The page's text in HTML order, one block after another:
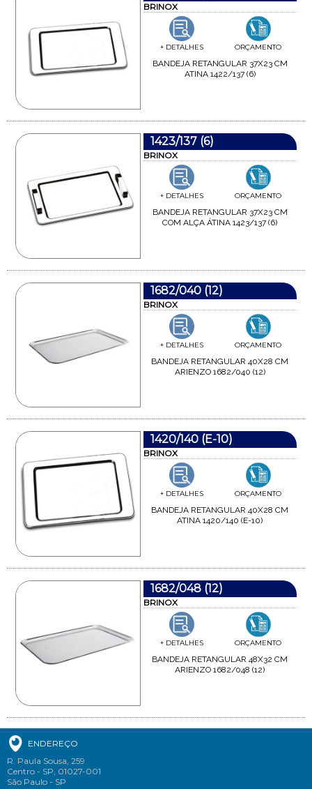
BRINOX
+ DETALHES ORÇAMENTO
BANDEJA RETANGULAR 37X23 CM
ATINA 1422/137 (6)
1423/137 (6)
BRINOX
+ DETALHES ORÇAMENTO
BANDEJA RETANGULAR 37X23 CM
COM ALÇA ÁTINA 1423/137 (6)
1682/040 (12)
BRINOX
+ DETALHES ORÇAMENTO
BANDEJA RETANGULAR 40X28 CM
ARIENZO 1682/040 (12)
1420/140 (E-10)
BRINOX
+ DETALHES ORÇAMENTO
BANDEJA RETANGULAR 40X28 CM
ATINA 1420/140 (E-10)
1682/048 (12)
BRINOX
+ DETALHES ORÇAMENTO
BANDEJA RETANGULAR 48X32 CM
ARIENZO 1682/048 (12)
ENDEREÇO
R. Paula Sousa, 259
Centro - SP, 01027-001
São Paulo - SP